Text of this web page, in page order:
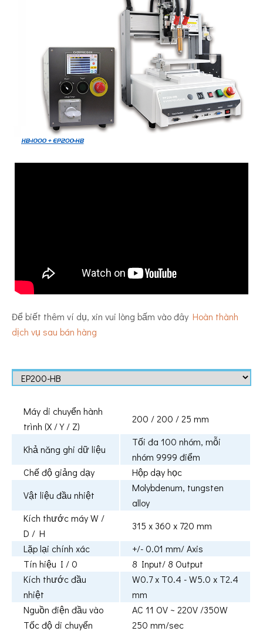
Để biết thêm ví dụ, xin vui lòng bấm vào đây Hoàn thành
dịch vụ sau bán hàng
Máy di chuyển hành
trình (X / Y / Z)
200 / 200 / 25 mm
Khả năng ghi dữ liệu
Tối đa 100 nhóm, mỗi
nhóm 9999 điểm
Chế độ giảng dạy
Hộp dạy học
Vật liệu đầu nhiệt
Molybdenum, tungsten
alloy
Kích thước máy W /
D / H
315 x 360 x 720 mm
Lặp lại chính xác
+/- 0.01 mm/ Axis
Tín hiệu I / 0
8 Input/ 8 Output
Kích thước đầu
nhiệt
W0.7 x T0.4 - W5.0 x T2.4
mm
Nguồn điện đầu vào
AC 11 OV ~ 220V /350W
Tốc độ di chuyển
250 mm/sec